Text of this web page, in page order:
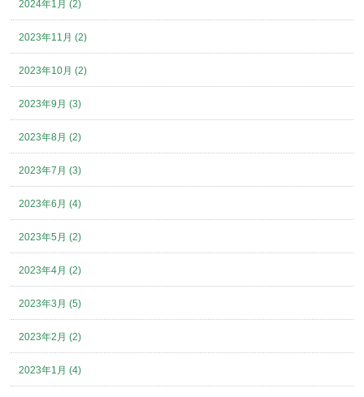
2024年1月 (2)
2023年11月 (2)
2023年10月 (2)
2023年9月 (3)
2023年8月 (2)
2023年7月 (3)
2023年6月 (4)
2023年5月 (2)
2023年4月 (2)
2023年3月 (5)
2023年2月 (2)
2023年1月 (4)